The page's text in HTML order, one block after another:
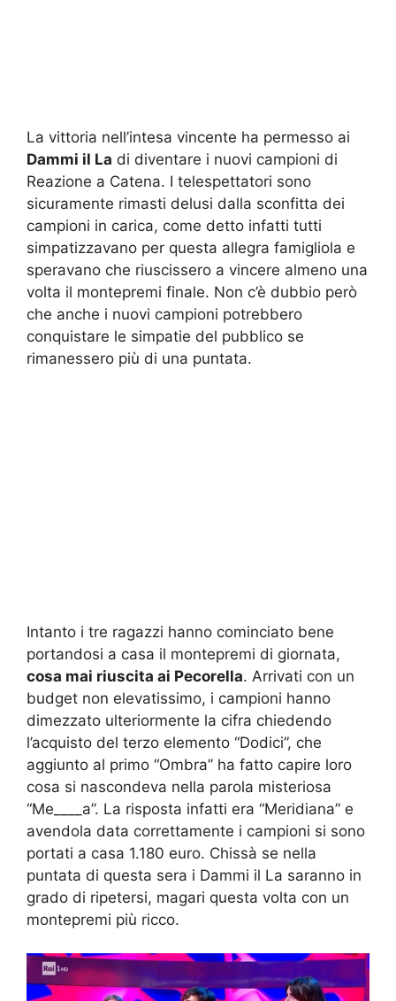
La vittoria nell’intesa vincente ha permesso ai
Dammi il La di diventare i nuovi campioni di
Reazione a Catena. I telespettatori sono
sicuramente rimasti delusi dalla sconfitta dei
campioni in carica, come detto infatti tutti
simpatizzavano per questa allegra famigliola e
speravano che riuscissero a vincere almeno una
volta il montepremi finale. Non c’è dubbio però
che anche i nuovi campioni potrebbero
conquistare le simpatie del pubblico se
rimanessero più di una puntata.
Intanto i tre ragazzi hanno cominciato bene
portandosi a casa il montepremi di giornata,
cosa mai riuscita ai Pecorella. Arrivati con un
budget non elevatissimo, i campioni hanno
dimezzato ulteriormente la cifra chiedendo
l’acquisto del terzo elemento “Dodici”, che
aggiunto al primo “Ombra” ha fatto capire loro
cosa si nascondeva nella parola misteriosa
“Me____a”. La risposta infatti era “Meridiana” e
avendola data correttamente i campioni si sono
portati a casa 1.180 euro. Chissà se nella
puntata di questa sera i Dammi il La saranno in
grado di ripetersi, magari questa volta con un
montepremi più ricco.